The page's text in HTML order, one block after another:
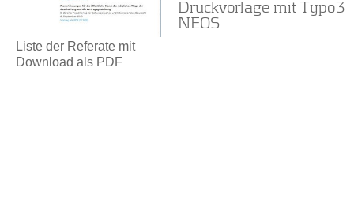
Liste der Referate mit
Download als PDF
Druckvorlage mit Typo3
NEOS